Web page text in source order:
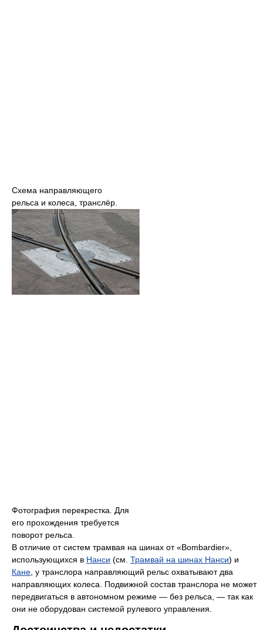
Схема направляющего
рельса и колеса, транслёр.
Фотография перекрестка. Для
его прохождения требуется
поворот рельса.
В отличие от систем трамвая на шинах от «Bombardier»,
использующихся в Нанси (см. Трамвай на шинах Нанси) и
Кане , у транслора направляющий рельс охватывают два
направляющих колеса. Подвижной состав транслора не может
передвигаться в автономном режиме — без рельса, — так как
они не оборудован системой рулевого управления.